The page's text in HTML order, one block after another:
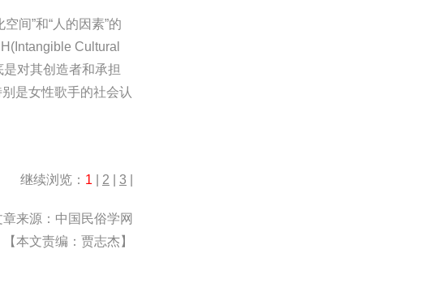
间”和“人的因素”的
Cultural
是对其创造者和承担
是女性歌手的社会认
继续浏览： 1 2 3
章来源：中国民俗学网
【本文责编：贾志杰】